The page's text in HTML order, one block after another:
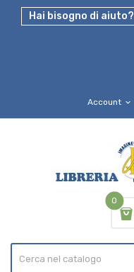
Hai bisogno di aiuto?
Account expand_more
0